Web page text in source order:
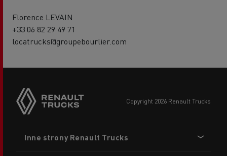
Florence LEVAIN
+33 06 82 29 49 71
locatrucks@groupebourlier.com
copyright 2026 Renault Trucks
menu
Inne strony Renault Trucks